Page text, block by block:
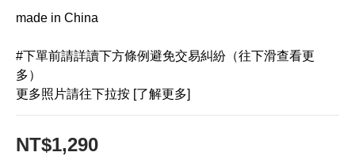
made in China
#下單前請詳讀下方條例避免交易糾紛（往下滑查看更
多）
更多照片請往下拉按 [了解更多]
NT$1,290